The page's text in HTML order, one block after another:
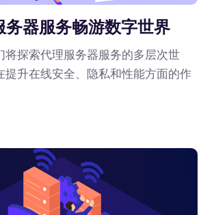
务器服务畅游数字世界
将探索代理服务器服务的多层次世
提升在线安全、隐私和性能方面的作